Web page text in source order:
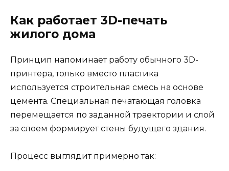
Как работает 3D-печать
жилого дома
Принцип напоминает работу обычного 3D-
принтера, только вместо пластика
используется строительная смесь на основе
цемента. Специальная печатающая головка
перемещается по заданной траектории и слой
за слоем формирует стены будущего здания.
Процесс выглядит примерно так: